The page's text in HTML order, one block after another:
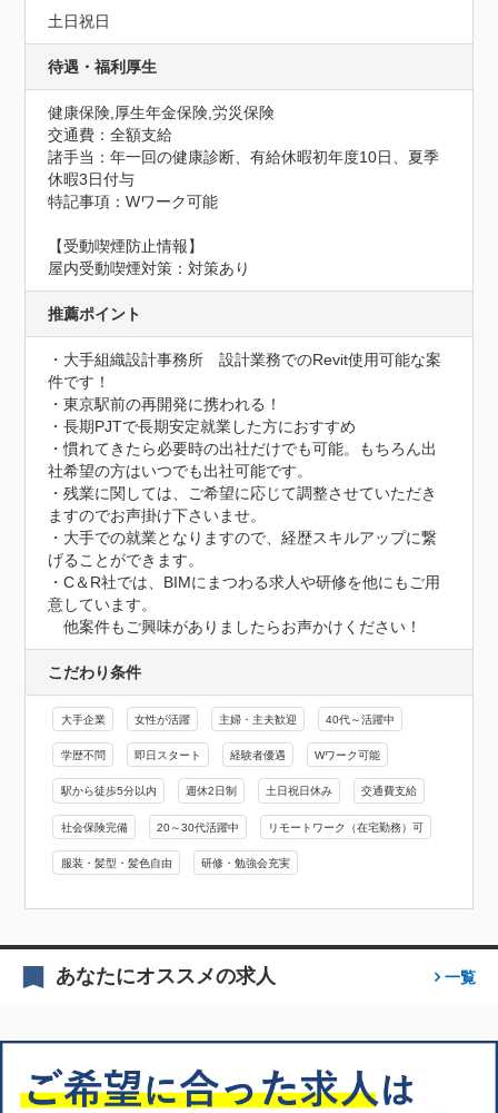
土日祝日
待遇・福利厚生
健康保険,厚生年金保険,労災保険
交通費：全額支給
諸手当：年一回の健康診断、有給休暇初年度10日、夏季
休暇3日付与
特記事項：Wワーク可能
【受動喫煙防止情報】
屋内受動喫煙対策：対策あり
推薦ポイント
・大手組織設計事務所　設計業務でのRevit使用可能な案
件です！
・東京駅前の再開発に携われる！
・長期PJTで長期安定就業した方におすすめ
・慣れてきたら必要時の出社だけでも可能。もちろん出
社希望の方はいつでも出社可能です。
・残業に関しては、ご希望に応じて調整させていただき
ますのでお声掛け下さいませ。
・大手での就業となりますので、経歴スキルアップに繋
げることができます。
・C＆R社では、BIMにまつわる求人や研修を他にもご用
意しています。
他案件もご興味がありましたらお声かけください！
こだわり条件
大手企業 女性が活躍 主婦・主夫歓迎 40代～活躍中
学歴不問 即日スタート 経験者優遇 Wワーク可能
駅から徒歩5分以内 週休2日制 土日祝日休み 交通費支給
社会保険完備 20～30代活躍中 リモートワーク（在宅勤務）可
服装・髪型・髪色自由 研修・勉強会充実
あなたにオススメの求人 一覧